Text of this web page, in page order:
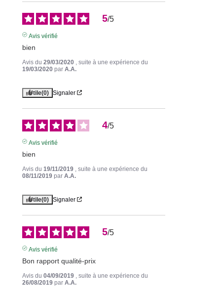
5/5
Avis vérifié
bien
Avis du 29/03/2020 , suite à une expérience du
19/03/2020 par A.A.
Utile(0) Signaler
4/5
Avis vérifié
bien
Avis du 19/11/2019 , suite à une expérience du
08/11/2019 par A.A.
Utile(0) Signaler
5/5
Avis vérifié
Bon rapport qualité-prix
Avis du 04/09/2019 , suite à une expérience du
26/08/2019 par A.A.